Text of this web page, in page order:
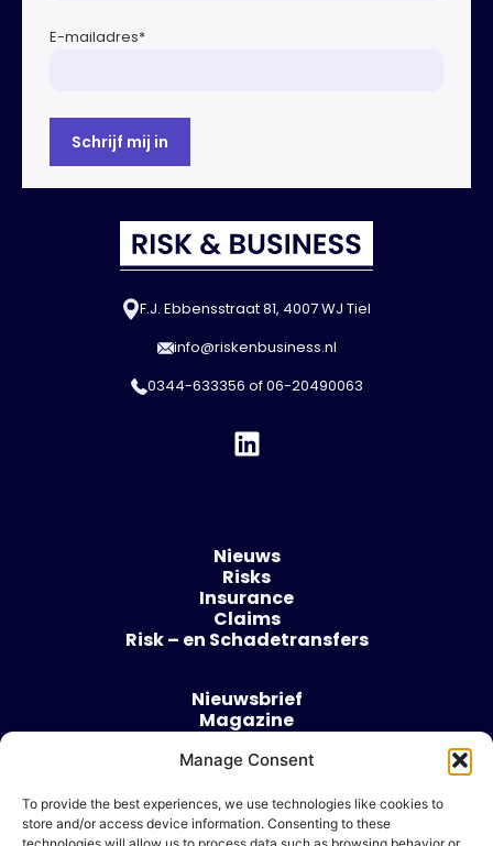
Manage Consent
To provide the best experiences, we use technologies like cookies to
store and/or access device information. Consenting to these
E-mailadres*
F.J. Ebbensstraat 81, 4007 WJ Tiel
info@riskenbusiness.nl
0344-633356 of06-20490063
Nieuws
Risks
Insurance
Claims
Risk – en Schadetransfers
Nieuwsbrief
Magazine
Over